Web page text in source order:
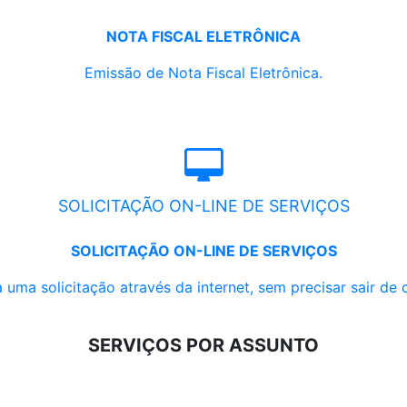
NOTA FISCAL ELETRÔNICA
Emissão de Nota Fiscal Eletrônica.
SOLICITAÇÃO ON-LINE DE SERVIÇOS
SOLICITAÇÃO ON-LINE DE SERVIÇOS
uma solicitação através da internet, sem precisar sair de
SERVIÇOS POR ASSUNTO